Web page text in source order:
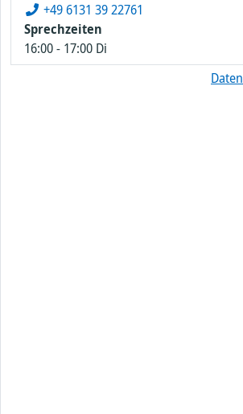
+49 6131 39 22761
Sprechzeiten
16:00- 17:00 Di